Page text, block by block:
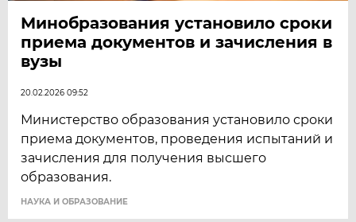
Минобразования установило сроки
приема документов и зачисления в
вузы
20.02.2026 09:52
Министерство образования установило сроки
приема документов, проведения испытаний и
зачисления для получения высшего
образования.
НАУКА И ОБРАЗОВАНИЕ